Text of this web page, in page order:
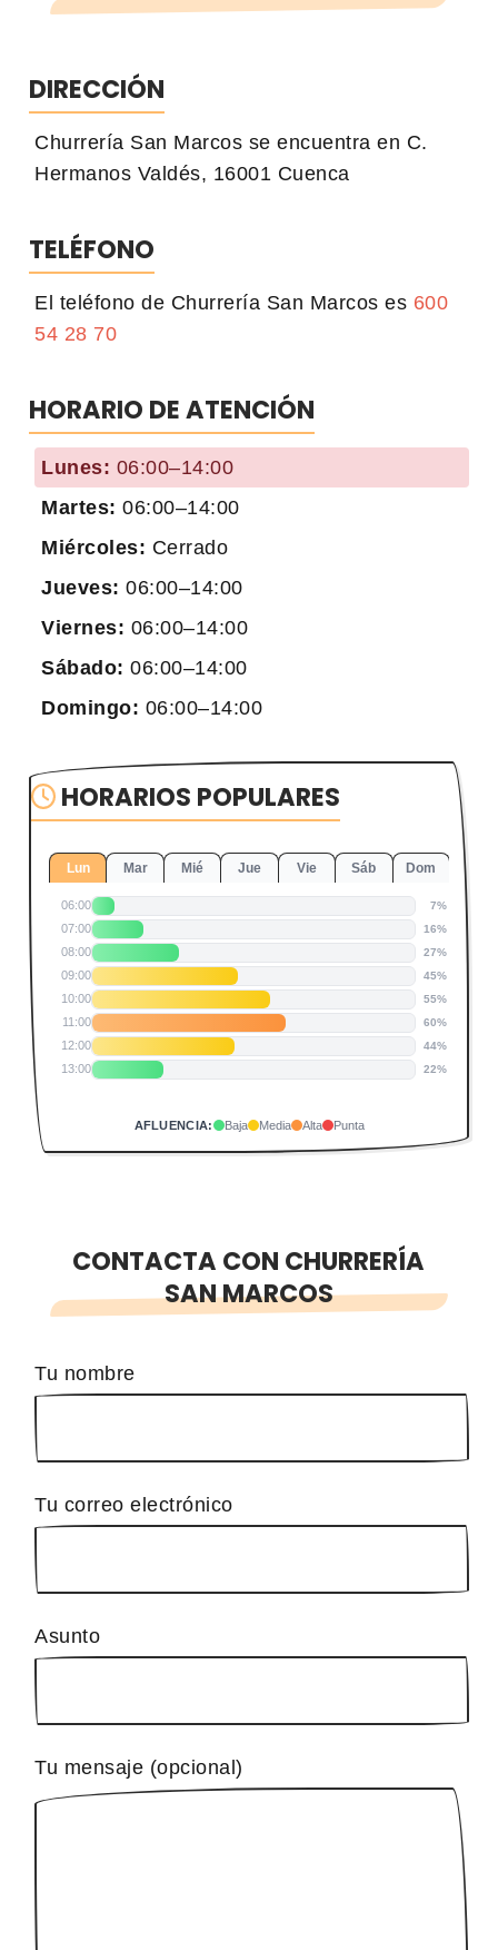
DIRECCIÓN
Churrería San Marcos se encuentra en C.
Hermanos Valdés, 16001 Cuenca
TELÉFONO
El teléfono de Churrería San Marcos es 600
54 28 70
HORARIO DE ATENCIÓN
Lunes: 06:00–14:00
Martes: 06:00–14:00
Miércoles: Cerrado
Jueves: 06:00–14:00
Viernes: 06:00–14:00
Sábado: 06:00–14:00
Domingo: 06:00–14:00
HORARIOS POPULARES
Lun Mar Mié Jue Vie Sáb Dom
06:00 7%
07:00 16%
08:00 27%
09:00 45%
10:00 55%
11:00 60%
12:00 44%
13:00 22%
AFLUENCIA: Baja Media Alta Punta
CONTACTA CON CHURRERÍA
SAN MARCOS
Tu nombre
Tu correo electrónico
Asunto
Tu mensaje (opcional)